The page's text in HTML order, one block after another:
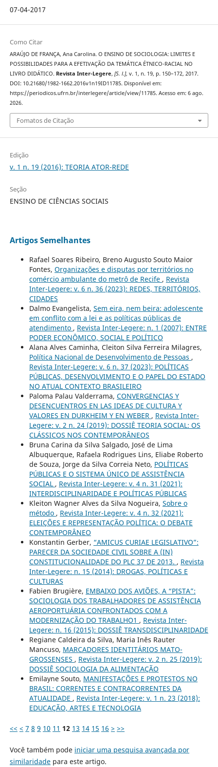
07-04-2017
Como Citar
ARAÚJO DE FRANÇA, Ana Carolina. O ENSINO DE SOCIOLOGIA: LIMITES E
POSSIBILIDADES PARA A EFETIVAÇÃO DA TEMÁTICA ÉTNICO-RACIAL NO
LIVRO DIDÁTICO. Revista Inter-Legere, [S. l.], v. 1, n. 19, p. 150–172, 2017.
DOI: 10.21680/1982-1662.2016v1n19ID11785. Disponível em:
https://periodicos.ufrn.br/interlegere/article/view/11785. Acesso em: 6 ago.
2026.
Fomatos de Citação
Edição
v. 1 n. 19 (2016): TEORIA ATOR-REDE
Seção
ENSINO DE CIÊNCIAS SOCIAIS
Artigos Semelhantes
Rafael Soares Ribeiro, Breno Augusto Souto Maior
Fontes, Organizações e disputas por territórios no
comércio ambulante do metrô de Recife , Revista
Inter-Legere: v. 6 n. 36 (2023): REDES, TERRITÓRIOS,
CIDADES
Dalmo Evangelista, Sem eira, nem beira: adolescente
em conflito com a lei e as políticas públicas de
atendimento , Revista Inter-Legere: n. 1 (2007): ENTRE
PODER ECONÔMICO, SOCIAL E POLÍTICO
Alana Alves Caminha, Cleiton Silva Ferreira Milagres,
Política Nacional de Desenvolvimento de Pessoas ,
Revista Inter-Legere: v. 6 n. 37 (2023): POLÍTICAS
PÚBLICAS, DESENVOLVIMENTO E O PAPEL DO ESTADO
NO ATUAL CONTEXTO BRASILEIRO
Paloma Palau Valderrama, CONVERGENCIAS Y
DESENCUENTROS EN LAS IDEAS DE CULTURA Y
VALORES EN DURKHEIM Y EN WEBER , Revista Inter-
Legere: v. 2 n. 24 (2019): DOSSIÊ TEORIA SOCIAL: OS
CLÁSSICOS NOS CONTEMPORÂNEOS
Bruna Carina da Silva Salgado, José de Lima
Albuquerque, Rafaela Rodrigues Lins, Eliabe Roberto
de Souza, Jorge da Silva Correia Neto, POLÍTICAS
PÚBLICAS E O SISTEMA ÚNICO DE ASSISTÊNCIA
SOCIAL , Revista Inter-Legere: v. 4 n. 31 (2021):
INTERDISCIPLINARIDADE E POLÍTICAS PÚBLICAS
Kleiton Wagner Alves da Silva Nogueira, Sobre o
método , Revista Inter-Legere: v. 4 n. 32 (2021):
ELEIÇÕES E REPRESENTAÇÃO POLÍTICA: O DEBATE
CONTEMPORÂNEO
Konstantin Gerber, “AMICUS CURIAE LEGISLATIVO”:
PARECER DA SOCIEDADE CIVIL SOBRE A (IN)
CONSTITUCIONALIDADE DO PLC 37 DE 2013. , Revista
Inter-Legere: n. 15 (2014): DROGAS, POLÍTICAS E
CULTURAS
Fabien Brugière, EMBAIXO DOS AVIÕES, A “PISTA”:
SOCIOLOGIA DOS TRABALHADORES DE ASSISTÊNCIA
AEROPORTUÁRIA CONFRONTADOS COM A
MODERNIZAÇÃO DO TRABALHO1 , Revista Inter-
Legere: n. 16 (2015): DOSSIÊ TRANSDISCIPLINARIDADE
Regiane Caldeira da Silva, Maria Inês Rauter
Mancuso, MARCADORES IDENTITÁRIOS MATO-
GROSSENSES , Revista Inter-Legere: v. 2 n. 25 (2019):
DOSSIÊ SOCIOLOGIA DA ALIMENTAÇÃO
Emilayne Souto, MANIFESTAÇÕES E PROTESTOS NO
BRASIL: CORRENTES E CONTRACORRENTES DA
ATUALIDADE , Revista Inter-Legere: v. 1 n. 23 (2018):
EDUCAÇÃO, ARTES E TECNOLOGIA
<< < 7 8 9 10 11 12 13 14 15 16 > >>
Você também pode iniciar uma pesquisa avançada por
similaridadepara este artigo.